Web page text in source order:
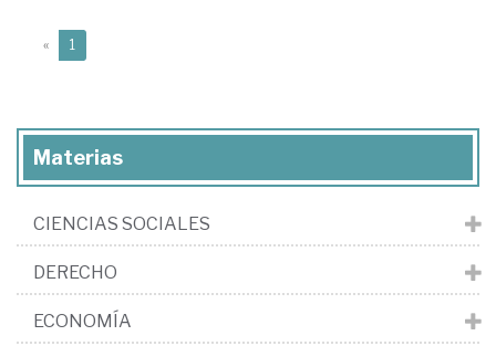
« 1
Materias
CIENCIAS SOCIALES
DERECHO
ECONOMÍA